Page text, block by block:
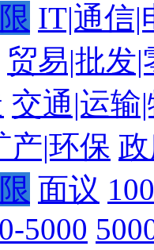
IT|通信|
贸易|批发
交通|运输
产|环保
面议
5000